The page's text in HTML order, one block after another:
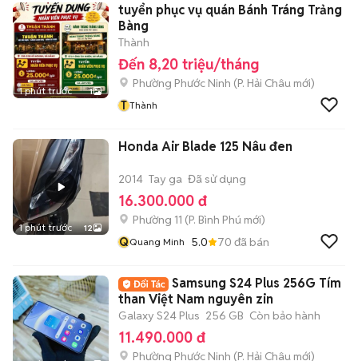
1 phút trước 1
tuyển phục vụ quán Bánh Tráng Trảng
Bàng
Thành
Đến 8,20 triệu/tháng
Phường Phước Ninh (P. Hải Châu mới)
T Thành
1 phút trước 12
Honda Air Blade 125 Nâu đen
2014 Tay ga Đã sử dụng
16.300.000 đ
Phường 11 (P. Bình Phú mới)
QQuang Minh 5.0 70 đã bán
Samsung S24 Plus 256G Tím
than Việt Nam nguyên zin
Galaxy S24 Plus 256 GB Còn bảo hành
11.490.000 đ
Phường Phước Ninh (P. Hải Châu mới)